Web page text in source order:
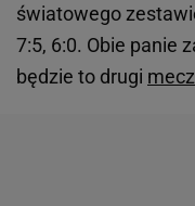
światowego
7:5, 6:0. Obie panie
będzie to drugi mecz